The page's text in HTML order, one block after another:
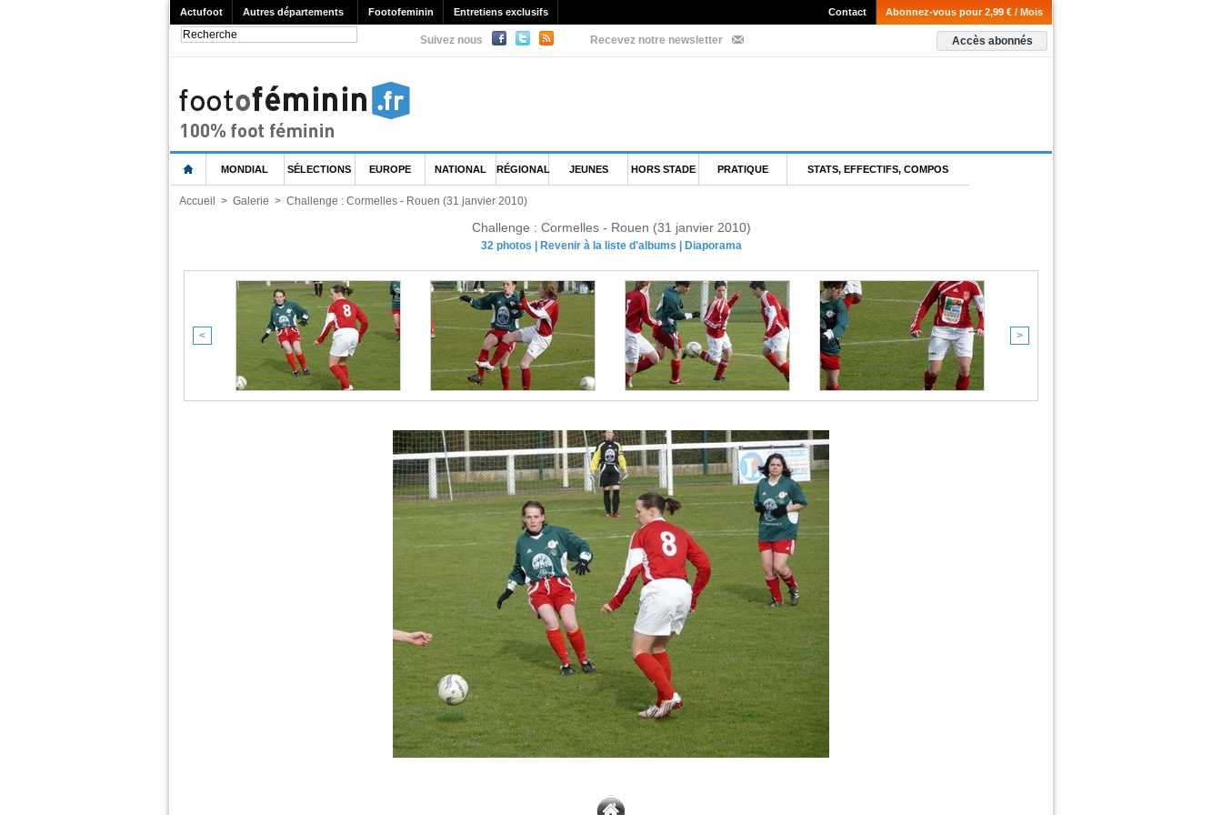
Actufoot Autres départements Footofeminin Entretiens exclusifs Abonnez-vous pour 2,99 € / Mois
Contact
Suivez nous Recevez notre newsletter Accès abonnés
MONDIAL SÉLECTIONS EUROPE NATIONAL RÉGIONAL JEUNES HORS STADE PRATIQUE STATS, EFFECTIFS, COMPOS
Accueil > Galerie > Challenge : Cormelles - Rouen (31 janvier 2010)
Challenge : Cormelles - Rouen (31 janvier 2010)
32 photos Revenir à la liste d'albums Diaporama
< >